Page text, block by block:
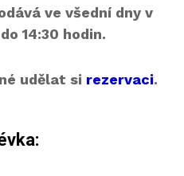
ve všední dny v
14:30 hodin.
udělat si rezervaci.